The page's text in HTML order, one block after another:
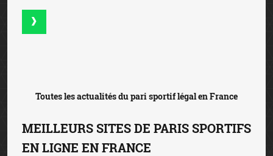
Toutes les actualités du pari sportif légal en France
MEILLEURS SITES DE PARIS SPORTIFS
EN LIGNE EN FRANCE